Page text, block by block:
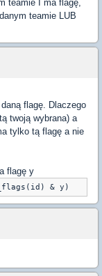
teamie I ma flagę,
teamie LUB
flagę. Dlaczego
twoją wybrana) a
tylko tą flagę a nie
flagę y
& y)